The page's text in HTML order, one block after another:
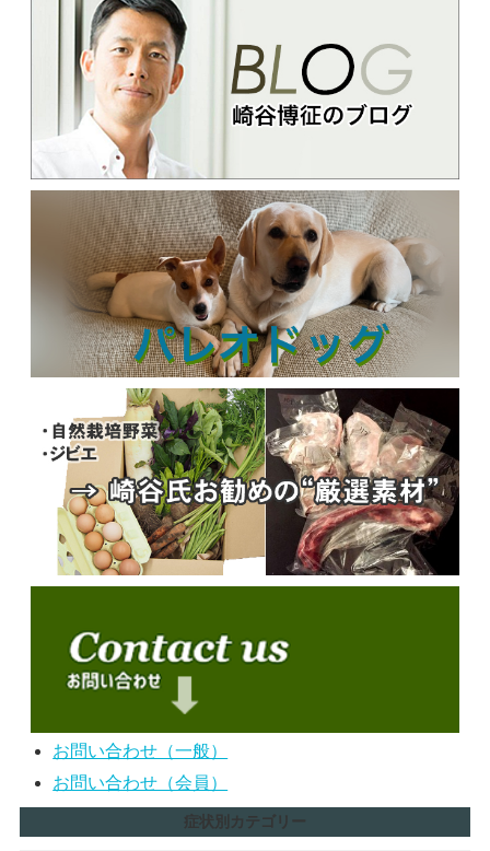
お問い合わせ（一般）
お問い合わせ（会員）
症状別カテゴリー